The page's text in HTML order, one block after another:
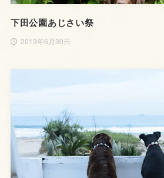
下田公園あじさい祭
2013年6月30日